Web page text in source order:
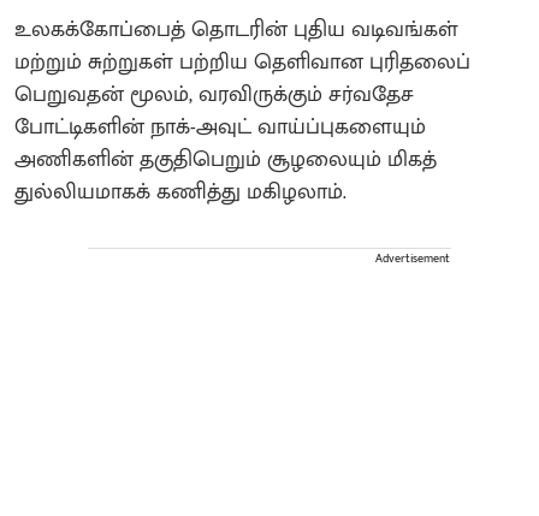
உலகக்கோப்பைத் தொடரின் புதிய வடிவங்கள்
மற்றும் சுற்றுகள் பற்றிய தெளிவான புரிதலைப்
பெறுவதன் மூலம், வரவிருக்கும் சர்வதேச
போட்டிகளின் நாக்-அவுட் வாய்ப்புகளையும்
அணிகளின் தகுதிபெறும் சூழலையும் மிகத்
துல்லியமாகக் கணித்து மகிழலாம்.
Advertisement